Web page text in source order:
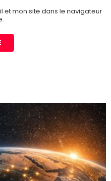
et mon site dans le navigateur